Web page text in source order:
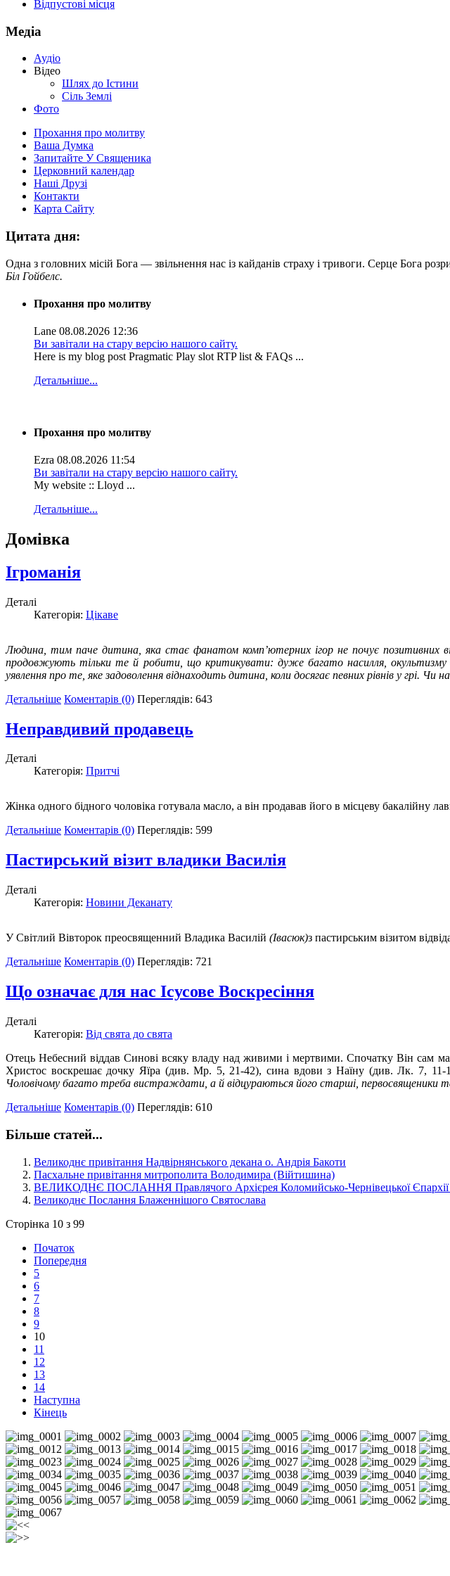
Відпустові місця
Медіа
Аудіо
Відео
Шлях до Істини
Сіль Землі
Фото
Прохання про молитву
Ваша Думка
Запитайте У Священика
Церковний календар
Наші Друзі
Контакти
Карта Сайту
Цитата дня:
Одна з головних місій Бога — звільнення нас із кайданів страху і тривоги. Серце Бога
Біл Гойбелс.
Прохання про молитву
Lane 08.08.2026 12:36
Ви завітали на стару версію нашого сайту.
Here is my blog post Pragmatic Play slot RTP list & FAQs ...
Детальніше...
Прохання про молитву
Ezra 08.08.2026 11:54
Ви завітали на стару версію нашого сайту.
My website :: Lloyd ...
Детальніше...
Домівка
Ігроманія
Деталі
Категорія: Цікаве
Людина, тим паче дитина, яка стає фанатом комп’ютерних ігор не почує позитивних
продовжують тільки те й робити, що критикувати: дуже багато насилля,
уявлення про те, яке задоволення віднаходить дитина, коли досягає певних рівнів у грі. Чи
Детальніше Коментарів (0) Переглядів: 643
Неправдивий продавець
Деталі
Категорія: Притчі
Жінка одного бідного чоловіка готувала масло, а він продавав його в місцеву бакалійну
Детальніше Коментарів (0) Переглядів: 599
Пастирський візит владики Василія
Деталі
Категорія: Новини Деканату
У Світлий Вівторок преосвященний Владика Василій (Івасюк)з пастирським візитом
Детальніше Коментарів (0) Переглядів: 721
Що означає для нас Ісусове Воскресіння
Деталі
Категорія: Від свята до свята
Отець Небесний віддав Синові всяку владу над живими і мертвими. Спочатку Він сам
Христос воскрешає дочку Яїра (див. Мр. 5, 21-42), сина вдови з Наїну (див. Лк. 7, 11-
Чоловічому багато треба вистраждати, а й відцураються його старші, первосвященики
Детальніше Коментарів (0) Переглядів: 610
Більше статей...
Великоднє привітання Надвірнянського декана о. Андрія Бакоти
Пасхальне привітання митрополита Володимира (Війтишина)
ВЕЛИКОДНЄ ПОСЛАННЯ Правлячого Архієрея Коломийсько-Чернівецької Єпархії
Великоднє Послання Блаженнішого Святослава
Сторінка 10 з 99
Початок
Попередня
5
6
7
8
9
10
11
12
13
14
Наступна
Кінець